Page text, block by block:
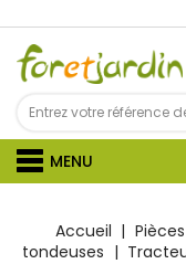
MENU
Accueil
tondeuses